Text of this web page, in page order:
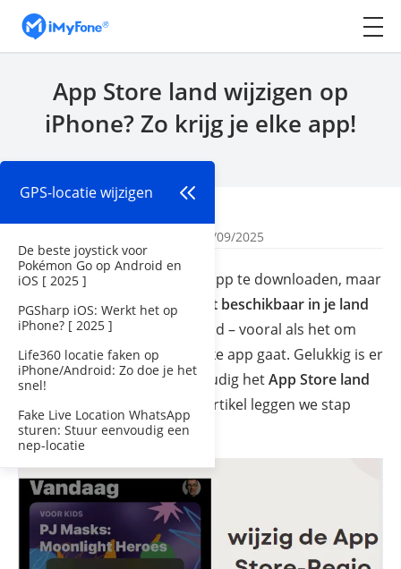
App Store land wijzigen op
iPhone? Zo krijg je elke app!
| Bijgewerkt: 12/09/2025
GPS-locatie wijzigen
De beste joystick voor
Pokémon Go op Android en
iOS [ 2025 ]
PGSharp iOS: Werkt het op
iPhone? [ 2025 ]
Life360 locatie faken op
iPhone/Android: Zo doe je het
snel!
Fake Live Location WhatsApp
sturen: Stuur eenvoudig een
nep-locatie
Heb je ooit geprobeerd een app te downloaden, maar
kreeg je de melding:“app niet beschikbaar in je land
op iPhone”? Super frustrerend – vooral als het om
een populaire of noodzakelijke app gaat. Gelukkig is er
een oplossing: je kunt eenvoudig hetApp Store land
. In dit artikel leggen we stap
voor stap uit hoe dat werkt.